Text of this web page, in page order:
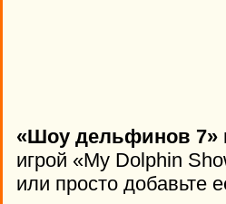
«Шоу дельфинов 7»
игрой «My Dolphin
или просто добавьте